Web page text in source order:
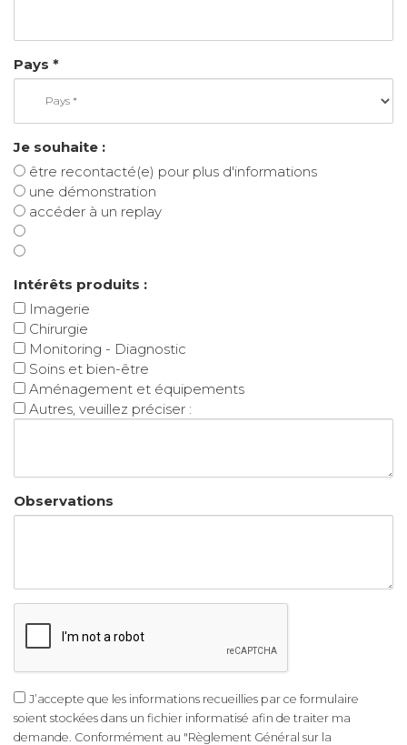
Pays *
Je souhaite :
être recontacté(e) pour plus d'informations
une démonstration
accéder à un replay
Intérêts produits :
Imagerie
Chirurgie
Monitoring - Diagnostic
Soins et bien-être
Aménagement et équipements
Autres, veuillez préciser :
Observations
J’accepte que les informations recueillies par ce formulaire
soient stockées dans un fichier informatisé afin de traiter ma
demande. Conformément au "Règlement Général sur la